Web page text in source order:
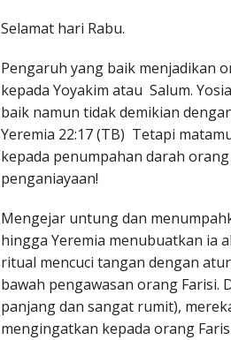
Selamat hari Rabu.
Pengaruh yang baik menjadikan
kepada Yoyakim atau Salum.
baik namun tidak demikian
Yeremia 22:17 (TB) Tetapi
kepada penumpahan darah
penganiayaan!
Mengejar untung dan
hingga Yeremia menubuatkan ia
ritual mencuci tangan dengan
bawah pengawasan orang Farisi.
panjang dan sangat rumit),
mengingatkan kepada orang